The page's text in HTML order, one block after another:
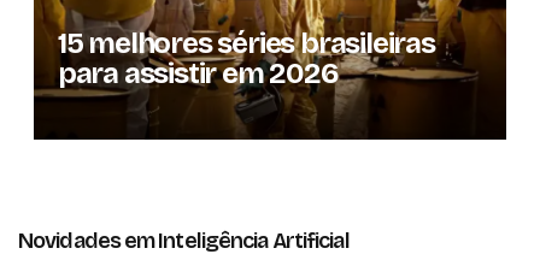
15 melhores séries brasileiras
para assistir em 2026
Novidades em Inteligência Artificial